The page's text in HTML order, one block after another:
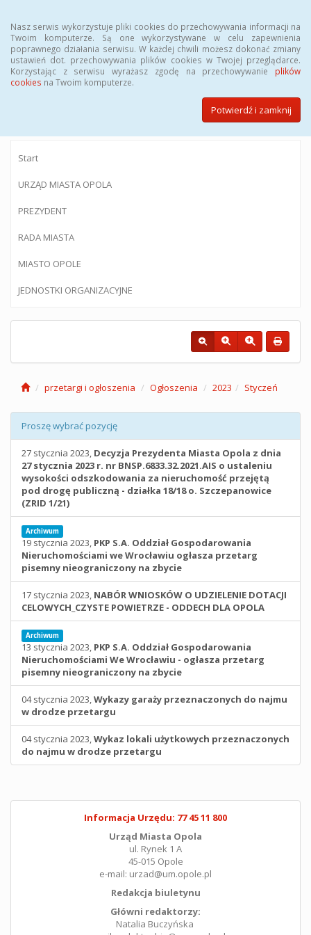
Nasz serwis wykorzystuje pliki cookies do przechowywania informacji na
Twoim komputerze. Są one wykorzystywane w celu zapewnienia
poprawnego działania serwisu. W każdej chwili możesz dokonać zmiany
ustawień dot. przechowywania plików cookies w Twojej przeglądarce.
Korzystając z serwisu wyrażasz zgodę na przechowywanie plików
cookies na Twoim komputerze.
Potwierdź i zamknij
BIULETYN INFORMACJI PUBLICZNEJ
Urzędu Miasta Opola
Start
URZĄD MIASTA OPOLA
PREZYDENT
RADA MIASTA
MIASTO OPOLE
JEDNOSTKI ORGANIZACYJNE
przetargi i ogłoszenia Ogłoszenia 2023 Styczeń
Proszę wybrać pozycję
27 stycznia 2023, Decyzja Prezydenta Miasta Opola z dnia
27 stycznia 2023 r. nr BNSP.6833.32.2021.AIS o ustaleniu
wysokości odszkodowania za nieruchomość przejętą
pod drogę publiczną - działka 18/18 o. Szczepanowice
(ZRID 1/21)
Archiwum
19 stycznia 2023, PKP S.A. Oddział Gospodarowania
Nieruchomościami we Wrocławiu ogłasza przetarg
pisemny nieograniczony na zbycie
17 stycznia 2023, NABÓR WNIOSKÓW O UDZIELENIE DOTACJI
CELOWYCH_CZYSTE POWIETRZE - ODDECH DLA OPOLA
Archiwum
13 stycznia 2023, PKP S.A. Oddział Gospodarowania
Nieruchomościami We Wrocławiu - ogłasza przetarg
pisemny nieograniczony na zbycie
04 stycznia 2023,Wykazy garaży przeznaczonych do najmu
w drodze przetargu
04 stycznia 2023,Wykaz lokali użytkowych przeznaczonych
do najmu w drodze przetargu
Informacja Urzędu: 77 45 11 800
Urząd Miasta Opola
ul. Rynek 1 A
45-015 Opole
e-mail: urzad@um.opole.pl
Redakcja biuletynu
Główni redaktorzy:
Natalia Buczyńska